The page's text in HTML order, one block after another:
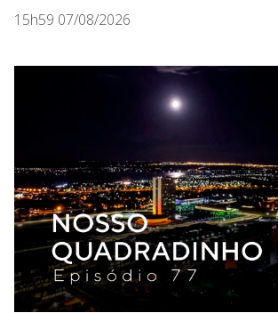
15h59 07/08/2026